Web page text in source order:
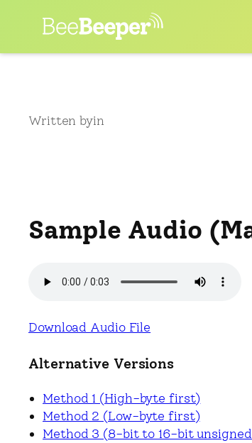
Skip
Written byin
Sample Audio
Download Audio File
Alternative Versions
Method 1 (High-byte first)
Method 2 (Low-byte first)
Method 3 (8-bit to 16-bit